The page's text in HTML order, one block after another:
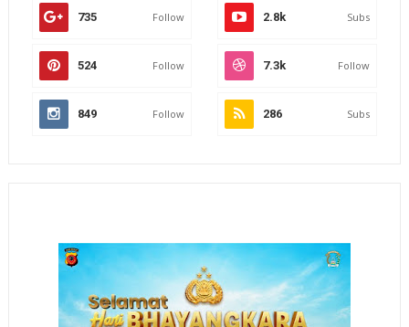
735 Follow 2.8k Subs
524 Follow 7.3k Follow
849 Follow 286 Subs